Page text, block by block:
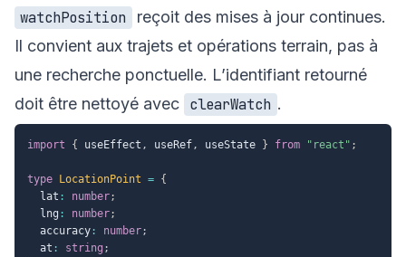
watchPosition
reçoit des mises à jour continues.
Il convient aux trajets et opérations terrain, pas à
une recherche ponctuelle. L’identifiant retourné
doit être nettoyé avec clearWatch .
import { useEffect , useRef, useState } from "react" ;
type LocationPoint = {
  lat
: number;
  lng
: number;
  accuracy
: number;
  at
: string ;